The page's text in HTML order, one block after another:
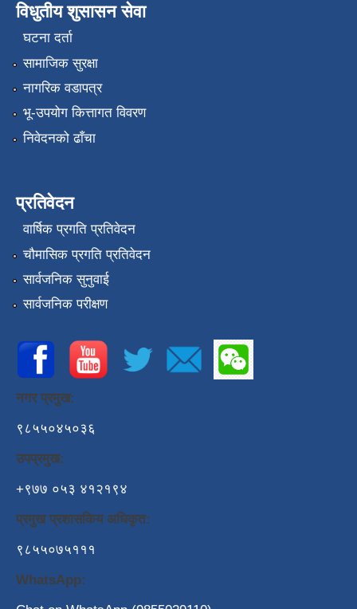
विधुतीय शुसासन सेवा
घटना दर्ता
सामाजिक सुरक्षा
नागरिक वडापत्र
भू-उपयोग कित्तागत विवरण
निवेदनको ढाँचा
प्रतिवेदन
वार्षिक प्रगति प्रतिवेदन
चौमासिक प्रगति प्रतिवेदन
सार्वजनिक सुनुवाई
सार्वजनिक परीक्षण
नगर प्रमुख:
९८५५०४५०३६
उपप्रमुख:
+९७७ ०५३ ४१२१९४
प्रमुख प्रशासकिय अधिकृत:
९८५५०७५१११
WhatsApp: